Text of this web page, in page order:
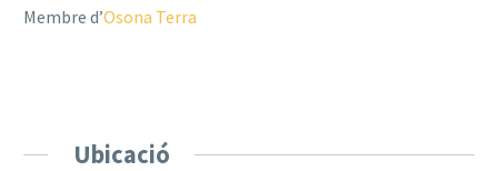
Membre d’Osona Terra
Ubicació